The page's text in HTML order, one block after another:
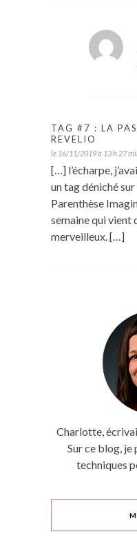
TAG #7 : LA
REVELIO
le 16/11/2019 à 13 h 27
[…] l’écharpe,
un tag déniché
Parenthèse
semaine qui vient
merveilleux. […]
Charlotte,
Sur ce blog, je
techniques